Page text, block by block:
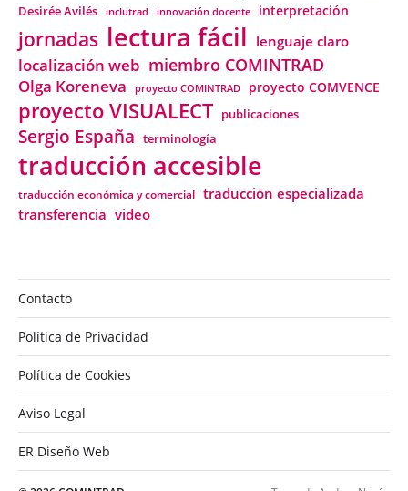
Desirée Avilés inclutrad innovación docente interpretación
jornadas lectura fácil lenguaje claro
localización web miembro COMINTRAD
Olga Koreneva proyecto COMINTRAD proyecto COMVENCE
proyecto VISUALECT publicaciones
Sergio España terminología
traducción accesible
traducción económica y comercial traducción especializada
transferencia video
Contacto
Política de Privacidad
Política de Cookies
Aviso Legal
ER Diseño Web